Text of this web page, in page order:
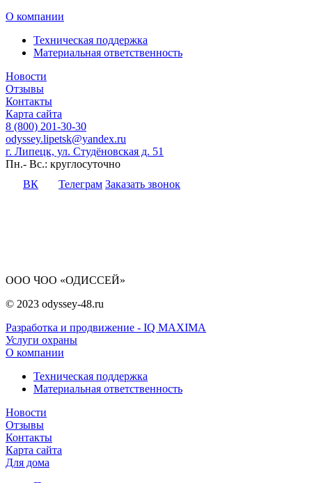
О компании
Техническая поддержка
Материальная ответственность
Новости
Отзывы
Контакты
Карта сайта
8 (800) 201-30-30
odyssey.lipetsk@yandex.ru
г. Липецк, ул. Студёновская д. 51
Пн.- Вс.: круглосуточно
ВК
Телеграм Заказать звонок
ООО ЧОО «ОДИССЕЙ»
© 2023 odyssey-48.ru
Разработка и продвижение - IQ MAXIMA
Услуги охраны
О компании
Техническая поддержка
Материальная ответственность
Новости
Отзывы
Контакты
Карта сайта
Для дома